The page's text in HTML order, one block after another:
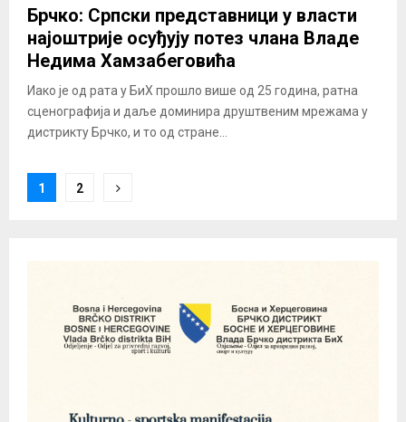
Брчко: Српски представници у власти
најоштрије осуђују потез члана Владе
Недима Хамзабеговића
Иако је од рата у БиХ прошло више од 25 година, ратна
сценографија и даље доминира друштвеним мрежама у
дистрикту Брчко, и то од стране...
Posts
1 2